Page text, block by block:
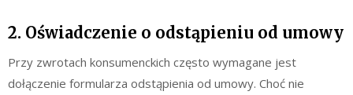
2. Oświadczenie o odstąpieniu od umowy
Przy zwrotach konsumenckich często wymagane jest
dołączenie formularza odstąpienia od umowy. Choć nie